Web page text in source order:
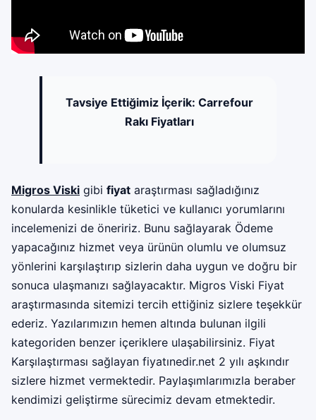
Tavsiye Ettiğimiz İçerik: Carrefour
Rakı Fiyatları
Migros Viski gibi fiyat araştırması sağladığınız
konularda kesinlikle tüketici ve kullanıcı yorumlarını
incelemenizi de öneririz. Bunu sağlayarak Ödeme
yapacağınız hizmet veya ürünün olumlu ve olumsuz
yönlerini karşılaştırıp sizlerin daha uygun ve doğru bir
sonuca ulaşmanızı sağlayacaktır. Migros Viski Fiyat
araştırmasında sitemizi tercih ettiğiniz sizlere teşekkür
ederiz. Yazılarımızın hemen altında bulunan ilgili
kategoriden benzer içeriklere ulaşabilirsiniz. Fiyat
Karşılaştırması sağlayan fiyatınedir.net 2 yılı aşkındır
sizlere hizmet vermektedir. Paylaşımlarımızla beraber
kendimizi geliştirme sürecimiz devam etmektedir.